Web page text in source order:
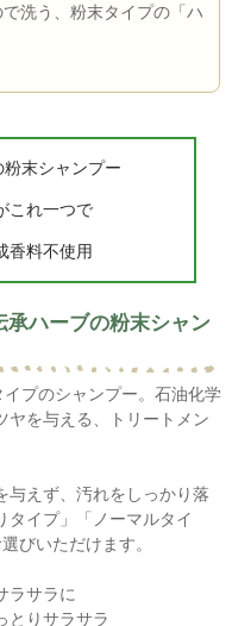
洗う、粉末タイプの「ハ
末シャンプー
これ一つで
香料不使用
ハーブの粉末シャン
プのシャンプー。石油化学
ヤを与える、トリートメン
与えず、汚れをしっかり落
タイプ」「ノーマルタイ
びいただけます。
ラサラに
とりサラサラ